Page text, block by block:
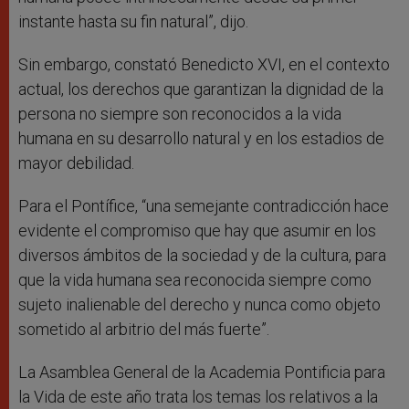
instante hasta su fin natural”, dijo.
Sin embargo, constató Benedicto XVI, en el contexto
actual, los derechos que garantizan la dignidad de la
persona no siempre son reconocidos a la vida
humana en su desarrollo natural y en los estadios de
mayor debilidad.
Para el Pontífice, “una semejante contradicción hace
evidente el compromiso que hay que asumir en los
diversos ámbitos de la sociedad y de la cultura, para
que la vida humana sea reconocida siempre como
sujeto inalienable del derecho y nunca como objeto
sometido al arbitrio del más fuerte”.
La Asamblea General de la Academia Pontificia para
la Vida de este año trata los temas los relativos a la